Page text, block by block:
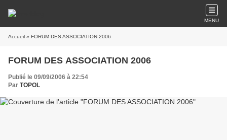
MENU
Accueil » FORUM DES ASSOCIATION 2006
FORUM DES ASSOCIATION 2006
Publié le 09/09/2006 à 22:54
Par TOPOL